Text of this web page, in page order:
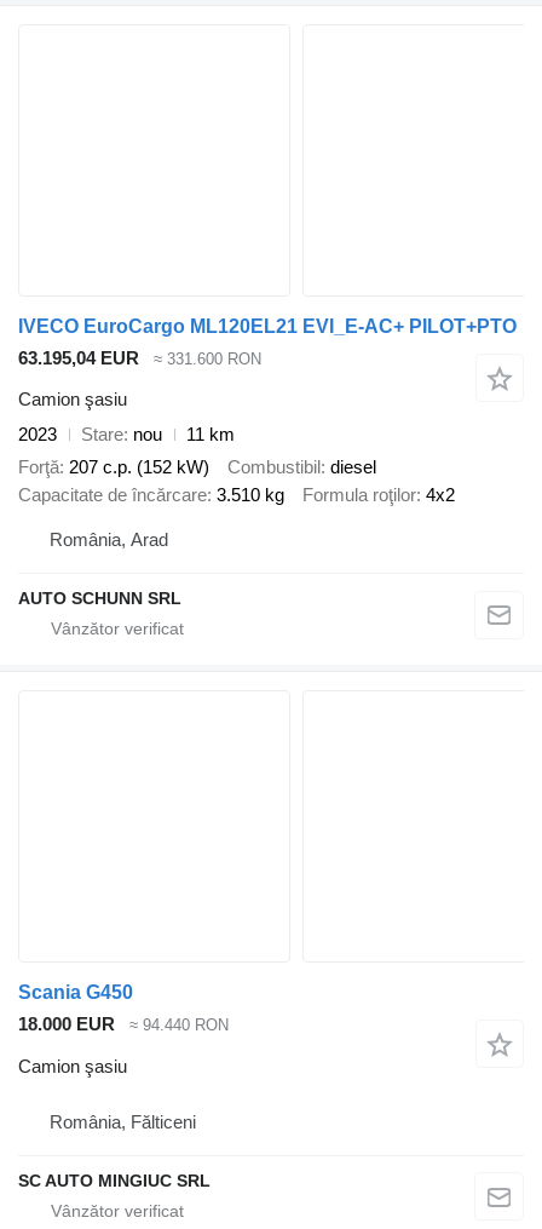
IVECO EuroCargo ML120EL21 EVI_E-AC+ PILOT+PTO
63.195,04 EUR
≈ 331.600 RON
Camion şasiu
2023
Stare nou
11 km
Forţă 207 c.p. (152 kW) Combustibil diesel
Capacitate de încărcare 3.510 kg Formula roţilor 4x2
România, Arad
AUTO SCHUNN SRL
Scania G450
18.000 EUR
≈ 94.440 RON
Camion şasiu
România, Fălticeni
SC AUTO MINGIUC SRL